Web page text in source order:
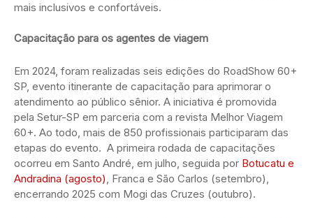
mais inclusivos e confortáveis.
Capacitação para os agentes de viagem
Em 2024, foram realizadas seis edições do RoadShow 60+
SP, evento itinerante de capacitação para aprimorar o
atendimento ao público sênior. A iniciativa é promovida
pela Setur-SP em parceria com a revista Melhor Viagem
60+. Ao todo, mais de 850 profissionais participaram das
etapas do evento. A primeira rodada de capacitações
ocorreu em Santo André, em julho, seguida por Botucatu e
Andradina (agosto), Franca e São Carlos (setembro),
encerrando 2025 com Mogi das Cruzes (outubro).